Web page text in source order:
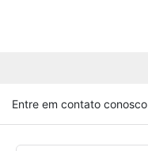
Entre em contato conosco